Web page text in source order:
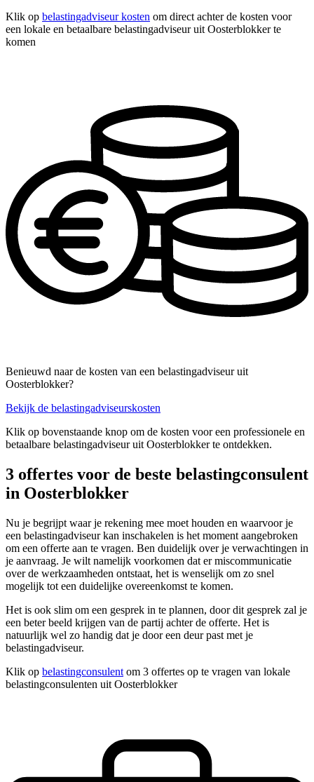
Klik op belastingadviseur kosten om direct achter de kosten voor
een lokale en betaalbare belastingadviseur uit Oosterblokker te
komen
Benieuwd naar de kosten van een belastingadviseur uit
Oosterblokker?
Bekijk de belastingadviseurskosten
Klik op bovenstaande knop om de kosten voor een professionele en
betaalbare belastingadviseur uit Oosterblokker te ontdekken.
3 offertes voor de beste belastingconsulent
in Oosterblokker
Nu je begrijpt waar je rekening mee moet houden en waarvoor je
een belastingadviseur kan inschakelen is het moment aangebroken
om een offerte aan te vragen. Ben duidelijk over je verwachtingen in
je aanvraag. Je wilt namelijk voorkomen dat er miscommunicatie
over de werkzaamheden ontstaat, het is wenselijk om zo snel
mogelijk tot een duidelijke overeenkomst te komen.
Het is ook slim om een gesprek in te plannen, door dit gesprek zal je
een beter beeld krijgen van de partij achter de offerte. Het is
natuurlijk wel zo handig dat je door een deur past met je
belastingadviseur.
Klik op belastingconsulent om 3 offertes op te vragen van lokale
belastingconsulenten uit Oosterblokker